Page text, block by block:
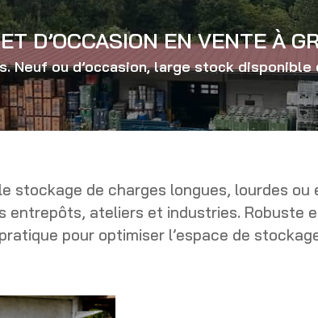
D’OCCASION EN VENTE À
ou d’occasion, large stock
stockage de charges longues, lourdes
entrepôts, ateliers et industries. Robuste
pour optimiser l’espace de